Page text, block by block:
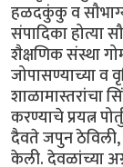
हळदकुंकु व
संपादिका होत्या
शैक्षणिक संस्था
जोपासण्याच्या व
शाळामास्तरांचा
करण्याचे प्रयत्न
दैवते जपुन ठेविली,
केली. देवळांच्या